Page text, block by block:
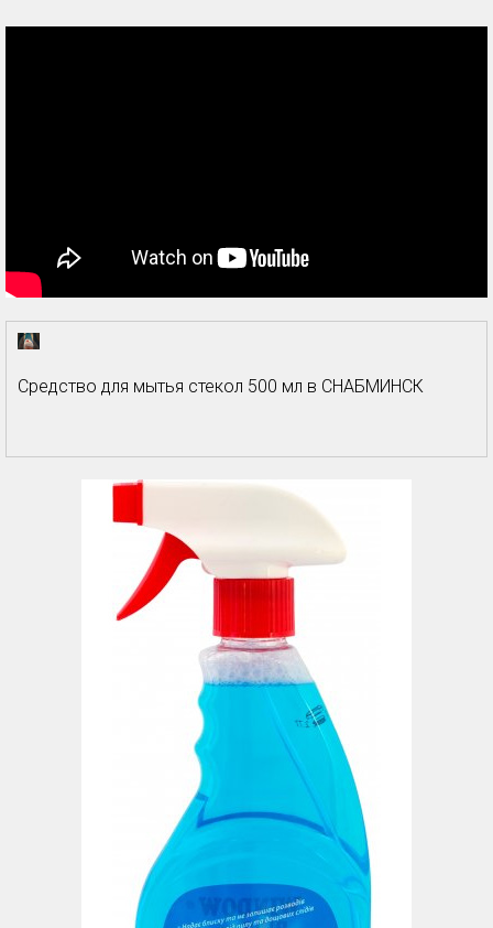
Средство для мытья стекол 500 мл в СНАБМИНСК